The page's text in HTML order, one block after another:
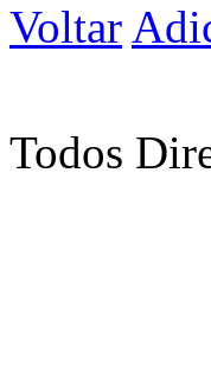
Voltar
Todos